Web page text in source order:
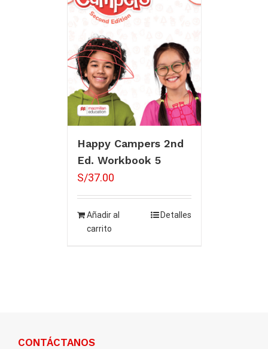
Happy Campers 2nd
Ed. Workbook 5
S/37.00
Añadir al
carrito
Detalles
CONTÁCTANOS